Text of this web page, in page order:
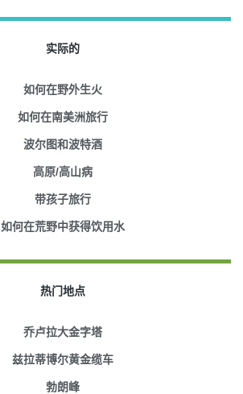
实际的
如何在野外生火
如何在南美洲旅行
波尔图和波特酒
高原/高山病
带孩子旅行
如何在荒野中获得饮用水
热门地点
乔卢拉大金字塔
兹拉蒂博尔黄金缆车
勃朗峰